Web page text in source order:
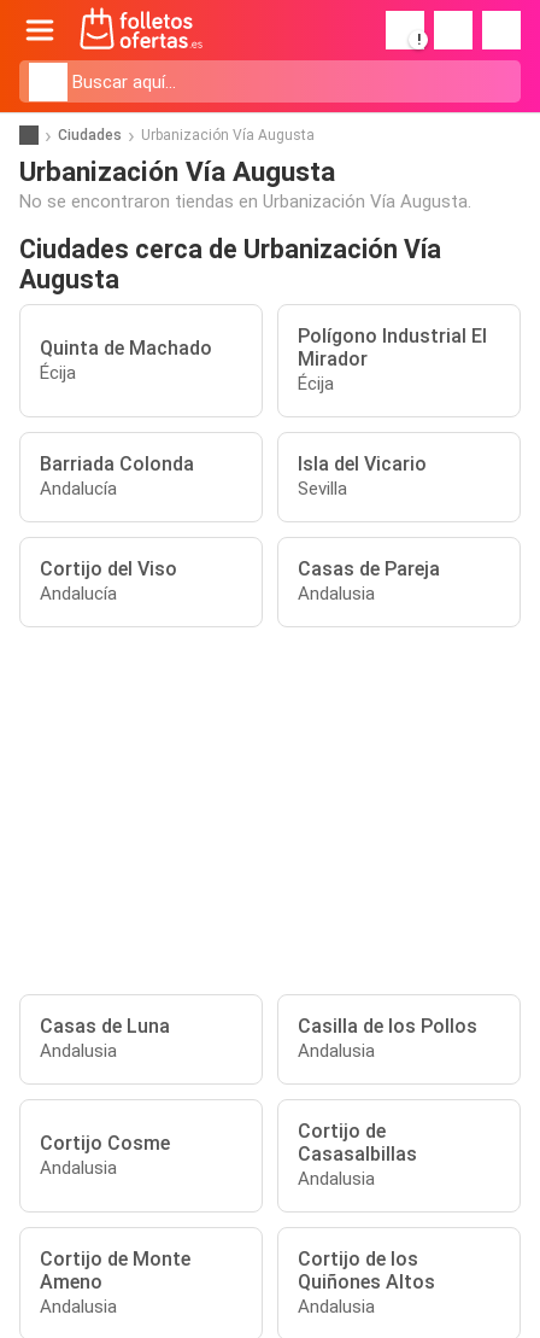
!
Ciudades Urbanización Vía Augusta
Urbanización Vía Augusta
No se encontraron tiendas en Urbanización Vía Augusta.
Ciudades cerca de Urbanización Vía
Augusta
Quinta de Machado
Écija
Polígono Industrial El
Mirador
Écija
Barriada Colonda
Andalucía
Isla del Vicario
Sevilla
Cortijo del Viso
Andalucía
Casas de Pareja
Andalusia
Casas de Luna
Andalusia
Casilla de los Pollos
Andalusia
Cortijo Cosme
Andalusia
Cortijo de
Casasalbillas
Andalusia
Cortijo de Monte
Ameno
Andalusia
Cortijo de los
Quiñones Altos
Andalusia